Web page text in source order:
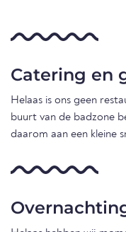
Catering en
Helaas is ons geen
buurt van de badzone
daarom aan een kleine